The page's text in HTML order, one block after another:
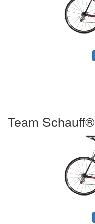
Team Schauff®